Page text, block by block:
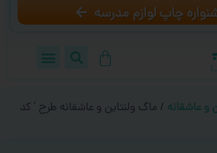
چاپ لوازم مدرسه
و عاشقانه / ماگ ولنتاین و عاشقانه طرح ‘ کد